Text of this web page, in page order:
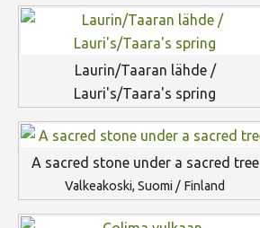
Laurin/Taaran lähde /
Lauri's/Taara's spring
A sacred stone under a sacred tree
Valkeakoski, Suomi / Finland